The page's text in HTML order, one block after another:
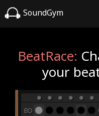
SoundGym
BeatRace:
your
BD